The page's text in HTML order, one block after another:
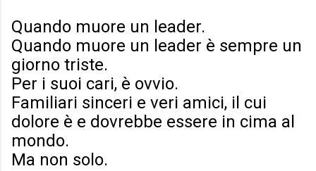
Quando muore un leader.
Quando muore un leader è sempre un
giorno triste.
Per i suoi cari, è ovvio.
Familiari sinceri e veri amici, il cui
dolore è e dovrebbe essere in cima al
mondo.
Ma non solo.